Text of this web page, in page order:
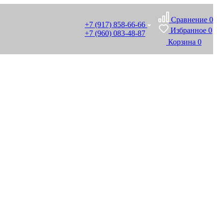
+7 (917) 858-66-66
+7 (960) 083-48-87
Сравнение 0
Избранное 0
Корзина 0